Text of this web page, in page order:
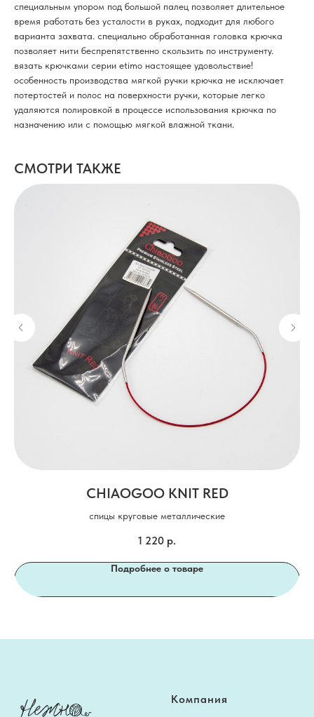
специальным упором под большой палец позволяет длительное
время работать без усталости в руках, подходит для любого
варианта захвата. специально обработанная головка крючка
позволяет нити беспрепятственно скользить по инструменту.
вязать крючками серии etimo настоящее удовольствие!
особенность производства мягкой ручки крючка не исключает
потертостей и полос на поверхности ручки, которые легко
удаляются полировкой в процессе использования крючка по
назначению или с помощью мягкой влажной ткани.
СМОТРИ ТАКЖЕ
CHIAOGOO KNIT RED
спицы круговые металлические
1 220 р.
Подробнее о товаре
Компания